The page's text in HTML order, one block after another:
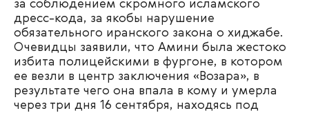
за соблюдением скромного исламского
дресс-кода, за якобы нарушение
обязательного иранского закона о хиджабе.
Очевидцы заявили, что Амини была жестоко
избита полицейскими в фургоне, в котором
ее везли в центр заключения «Возара», в
результате чего она впала в кому и умерла
через три дня 16 сентября, находясь под